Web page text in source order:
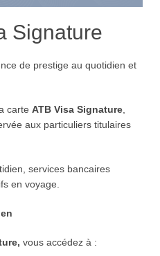
Signature
de prestige au quotidien et
carte ATB Visa Signature,
aux particuliers titulaires
services bancaires
en voyage.
vous accédez à :